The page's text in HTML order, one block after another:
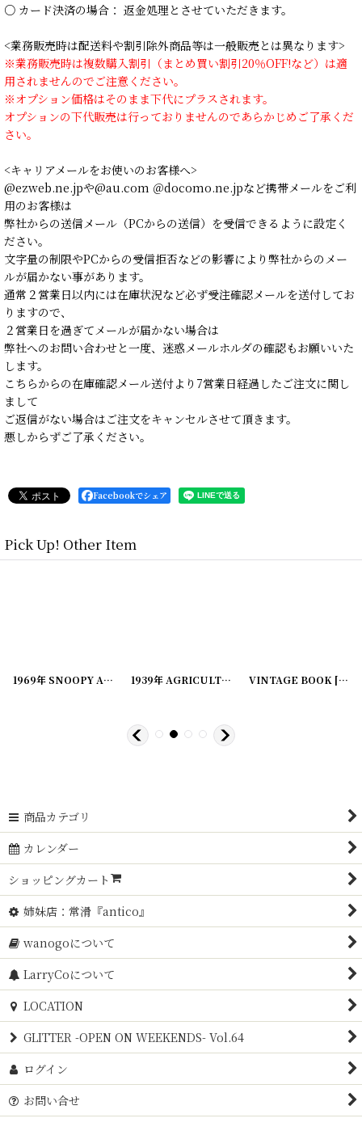
○ カード決済の場合： 返金処理とさせていただきます。
<業務販売時は配送料や割引除外商品等は一般販売とは異なります>
※業務販売時は複数購入割引（まとめ買い割引20％OFF!など）は適
用されませんのでご注意ください。
※オプション価格はそのまま下代にプラスされます。
オプションの下代販売は行っておりませんのであらかじめご了承くだ
さい。
<キャリアメールをお使いのお客様へ>
@ezweb.ne.jpや@au.com ＠docomo.ne.jpなど携帯メールをご利
用のお客様は
弊社からの送信メール（PCからの送信）を受信できるように設定く
ださい。
文字量の制限やPCからの受信拒否などの影響により弊社からのメー
ルが届かない事があります。
通常２営業日以内には在庫状況など必ず受注確認メールを送付してお
りますので、
２営業日を過ぎてメールが届かない場合は
弊社へのお問い合わせと一度、迷惑メールホルダの確認もお願いいた
します。
こちらからの在庫確認メール送付より7営業日経過したご注文に関し
まして
ご返信がない場合はご注文をキャンセルさせて頂きます。
悪しからずご了承ください。
Facebookでシェア
Pick Up! Other Item
04] 20221220-11
1969年 SNOOPY AND THE RED BARON PEANUTS スヌーピー ビンテージコミック 1939年 AGRICULTURAL ALMANAC アルマナック/暦歴 VINTAGE BOOK [
商品カテゴリ
カレンダー
ショッピングカート
姉妹店：常滑『antico』
wanogoについて
LarryCoについて
LOCATION
GLITTER -OPEN ON WEEKENDS- Vol.64
ログイン
お問い合せ